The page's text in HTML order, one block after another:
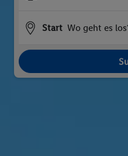
Start Wo geht es